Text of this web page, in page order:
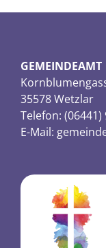
GEMEINDEAMT
35578 Wetzlar
Telefon: (06441)
E-Mail: